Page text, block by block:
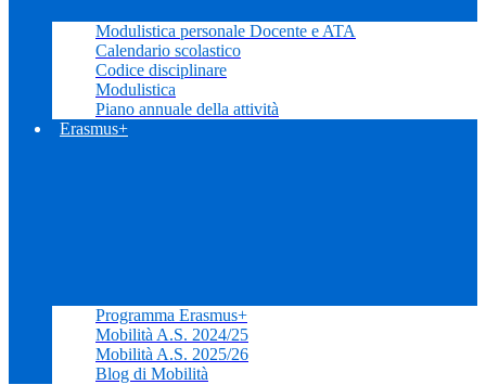
Modulistica personale Docente e ATA
Calendario scolastico
Codice disciplinare
Modulistica
Piano annuale della attività
Erasmus+
Programma Erasmus+
Mobilità A.S. 2024/25
Mobilità A.S. 2025/26
Blog di Mobilità